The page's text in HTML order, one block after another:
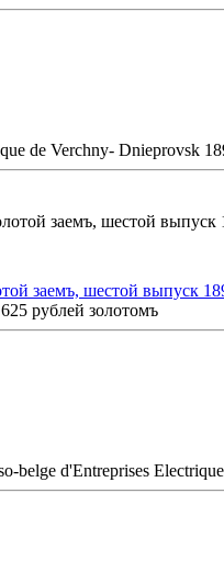
de Verchny- Dnieprovsk
заемъ, шестой выпуск
рублей золотомъ
belge d'Entreprises